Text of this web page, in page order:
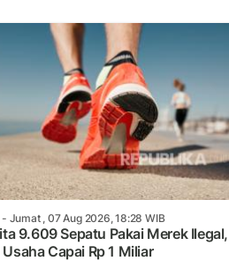
- Jumat , 07 Aug 2026, 18:28 WIB
9.609 Sepatu Pakai Merek Ilegal,
Capai Rp 1 Miliar